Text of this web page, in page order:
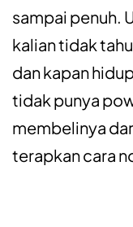
sampai penuh.
kalian tidak
dan kapan
tidak punya
membelinya
terapkan cara